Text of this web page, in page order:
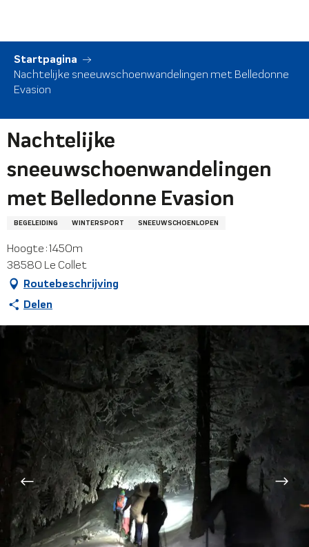
contenu
principal
Startpagina
Nachtelijke sneeuwschoenwandelingen met Belledonne
Evasion
Nachtelijke
sneeuwschoenwandelingen
met Belledonne Evasion
BEGELEIDING WINTERSPORT SNEEUWSCHOENLOPEN
Hoogte : 1450m
38580 Le Collet
Routebeschrijving
Delen